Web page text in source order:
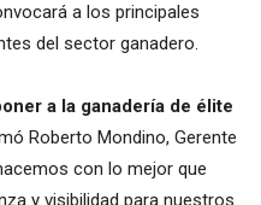
a los principales
del sector ganadero.
a la ganadería de élite
Roberto Mondino, Gerente
con lo mejor que
y visibilidad para nuestros